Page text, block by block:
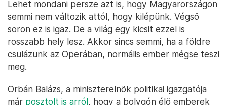
Lehet mondani persze azt is, hogy Magyarországon
semmi nem változik attól, hogy kilépünk. Végső
soron ez is igaz. De a világ egy kicsit ezzel is
rosszabb hely lesz. Akkor sincs semmi, ha a földre
csulázunk az Operában, normális ember mégse teszi
meg.
Orbán Balázs, a miniszterelnök politikai igazgatója
már posztolt is arról, hogy a bolygón élő emberek